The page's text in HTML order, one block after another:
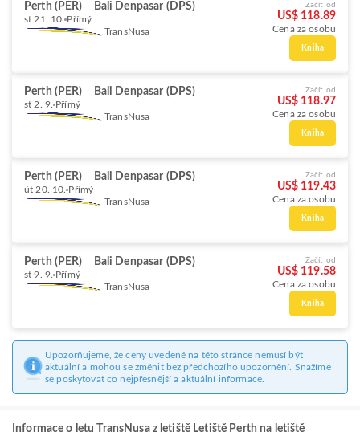
Perth (PER) Bali Denpasar (DPS)
st 21. 10. Přímý
TransNusa
Začít od
US$ 118.89
Cena za osobu
Kniha
Perth (PER) Bali Denpasar (DPS)
st 2. 9. Přímý
TransNusa
Začít od
US$ 118.97
Cena za osobu
Kniha
Perth (PER) Bali Denpasar (DPS)
út 20. 10. Přímý
TransNusa
Začít od
US$ 119.43
Cena za osobu
Kniha
Perth (PER) Bali Denpasar (DPS)
st 9. 9. Přímý
TransNusa
Začít od
US$ 119.58
Cena za osobu
Kniha
Upozorňujeme, že ceny uvedené na této stránce nemusí být
aktuální a mohou se změnit bez předchozího upozornění. Snažíme
se poskytovat co nejpřesnější a aktuální informace.
Informace o letu TransNusa z letiště Letiště Perth na letiště